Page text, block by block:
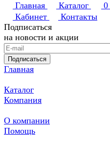
Главная
Каталог 0
Кабинет
Контакты
Подписаться
на новости и акции
Подписаться
Главная
Каталог
Компания
О компании
Помощь